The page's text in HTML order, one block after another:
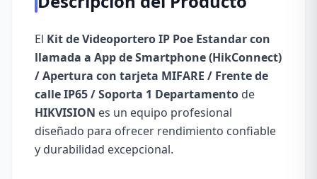
El Kit de Videoportero IP Poe Estandar con
llamada a App de Smartphone (HikConnect)
/ Apertura con tarjeta MIFARE / Frente de
calle IP65 / Soporta 1 Departamento de
HIKVISION es un equipo profesional
diseñado para ofrecer rendimiento confiable
y durabilidad excepcional.